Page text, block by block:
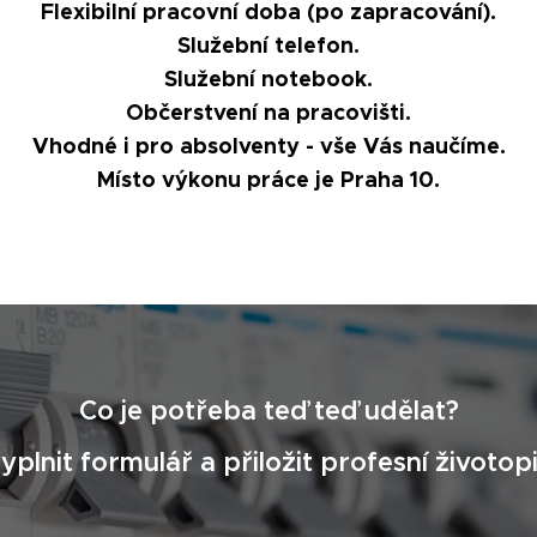
Flexibilní pracovní doba (po zapracování).
Služební telefon.
Služební notebook.
Občerstvení na pracovišti.
Vhodné i pro absolventy - vše Vás naučíme.
Místo výkonu práce je Praha 10.
Co je potřeba teď teď udělat?
formulář a přiložit profesní